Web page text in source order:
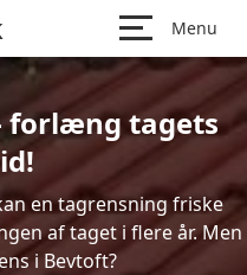
Menu
forlæng tagets
en tagrensning friske
af taget i flere år. Men
i Bevtoft?